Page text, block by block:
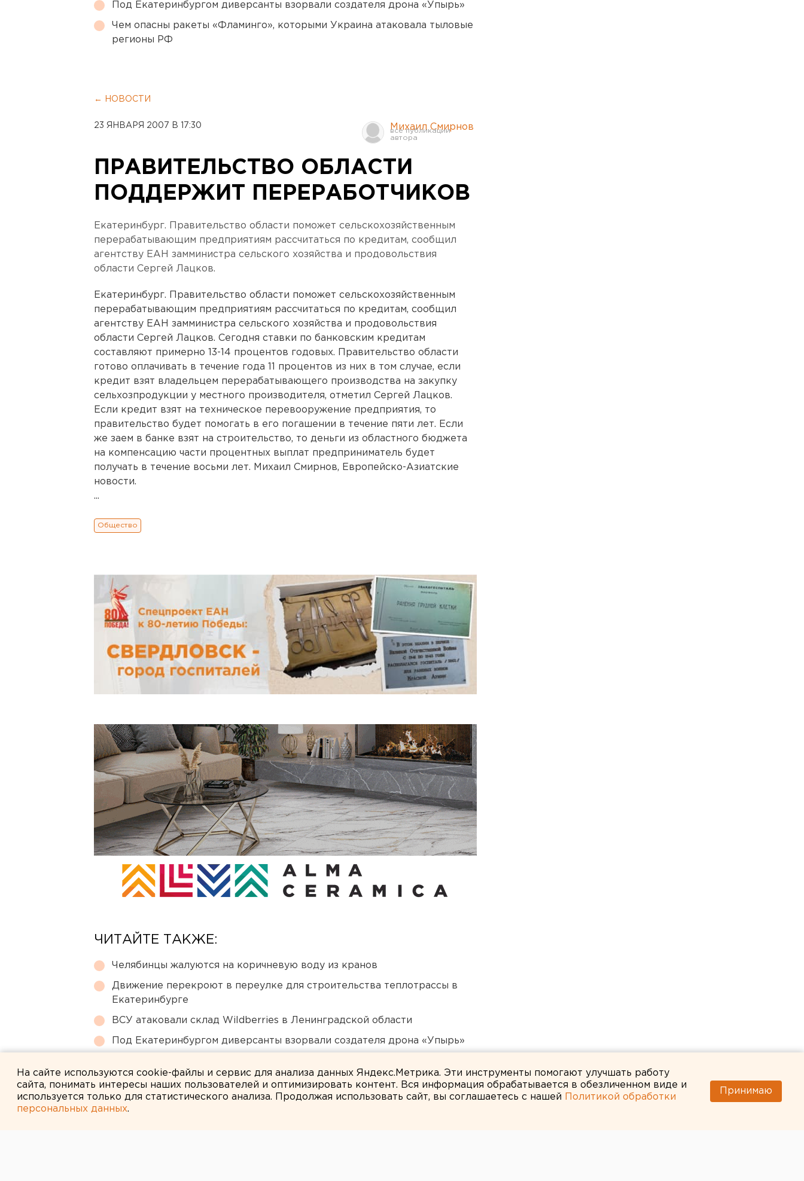
Под Екатеринбургом диверсанты взорвали создателя дрона «Упырь»
Чем опасны ракеты «Фламинго», которыми Украина атаковала тыловые
регионы РФ
← НОВОСТИ
23 ЯНВАРЯ 2007 В 17:30 Михаил Смирнов
ПРАВИТЕЛЬСТВО ОБЛАСТИ
ПОДДЕРЖИТ ПЕРЕРАБОТЧИКОВ
Екатеринбург. Правительство области поможет сельскохозяйственным
перерабатывающим предприятиям рассчитаться по кредитам, сообщил
агентству ЕАН замминистра сельского хозяйства и продовольствия
области Сергей Лацков.
Екатеринбург. Правительство области поможет сельскохозяйственным
перерабатывающим предприятиям рассчитаться по кредитам, сообщил
агентству ЕАН замминистра сельского хозяйства и продовольствия
области Сергей Лацков. Сегодня ставки по банковским кредитам
составляют примерно 13-14 процентов годовых. Правительство области
готово оплачивать в течение года 11 процентов из них в том случае, если
кредит взят владельцем перерабатывающего производства на закупку
сельхозпродукции у местного производителя, отметил Сергей Лацков.
Если кредит взят на техническое перевооружение предприятия, то
правительство будет помогать в его погашении в течение пяти лет. Если
же заем в банке взят на строительство, то деньги из областного бюджета
на компенсацию части процентных выплат предприниматель будет
получать в течение восьми лет. Михаил Смирнов, Европейско-Азиатские
новости.
...
Общество
ЧИТАЙТЕ ТАКЖЕ:
Челябинцы жалуются на коричневую воду из кранов
Движение перекроют в переулке для строительства теплотрассы в
Екатеринбурге
ВСУ атаковали склад Wildberries в Ленинградской области
Под Екатеринбургом диверсанты взорвали создателя дрона «Упырь»
На сайте используются cookie-файлы и сервис для анализа данных Яндекс.Метрика. Эти инструменты помогают улучшать работу
сайта, понимать интересы наших пользователей и оптимизировать контент. Вся информация обрабатывается в обезличенном виде и
используется только для статистического анализа. Продолжая использовать сайт, вы соглашаетесь с нашей
Политикой обработки
персональных данных.
Принимаю